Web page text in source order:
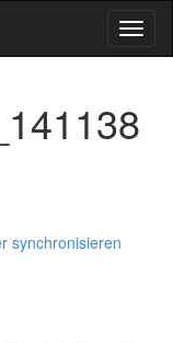
synchronisieren